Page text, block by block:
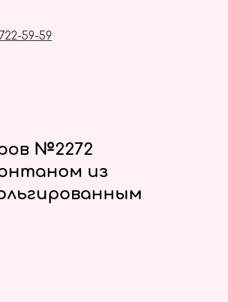
59-59
№2272
из